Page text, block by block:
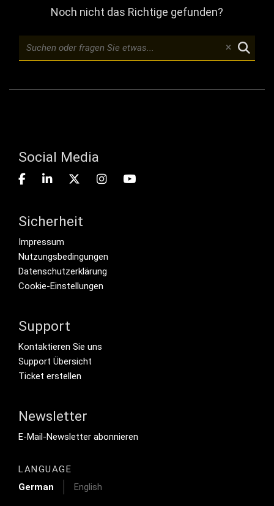
Noch nicht das Richtige gefunden?
Social Media
Sicherheit
Footer menu
Impressum
Nutzungsbedingungen
Datenschutzerklärung
Cookie-Einstellungen
Support
Footer Secondary Menu
Kontaktieren Sie uns
Support Übersicht
Ticket erstellen
Newsletter
Footer Tertiary
E-Mail-Newsletter abonnieren
LANGUAGE
German
English